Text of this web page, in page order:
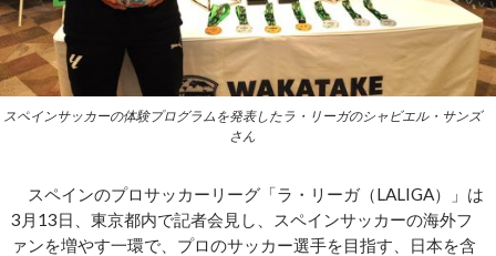
スペインサッカーの体験プログラムを発表したラ・リーガのシャビエル・サンズ
さん
スペインのプロサッカーリーグ「ラ・リーガ（LALIGA）」は
3月13日、東京都内で記者会見し、スペインサッカーの海外フ
ァンを増やす一環で、プロのサッカー選手を目指す、日本を含